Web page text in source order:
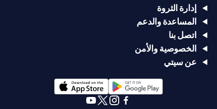
إدارة الثروة
المساعدة والدعم
اتصل بنا
الخصوصية والأمن
عن سيتي
(opens in a new tab)